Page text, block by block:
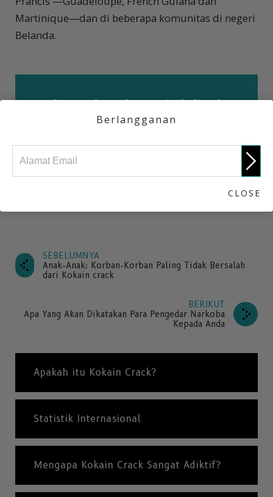
Martinique—dan di beberapa komunitas di negeri
Belanda.
Seberapa banyak yang Anda ketahui
tentang kokain crack?
SEBELUMNYA
Anak-Anak: Korban-Korban Paling Tidak Bersalah
dari Kokain crack
BERIKUT
Apa Yang Akan Dikatakan Para Pengedar Narkoba
Kepada Anda
Apakah itu Kokain Crack?
Statistik Internasional
Mengapa Kokain Crack Sangat Adiktif?
Berlangganan
CLOSE